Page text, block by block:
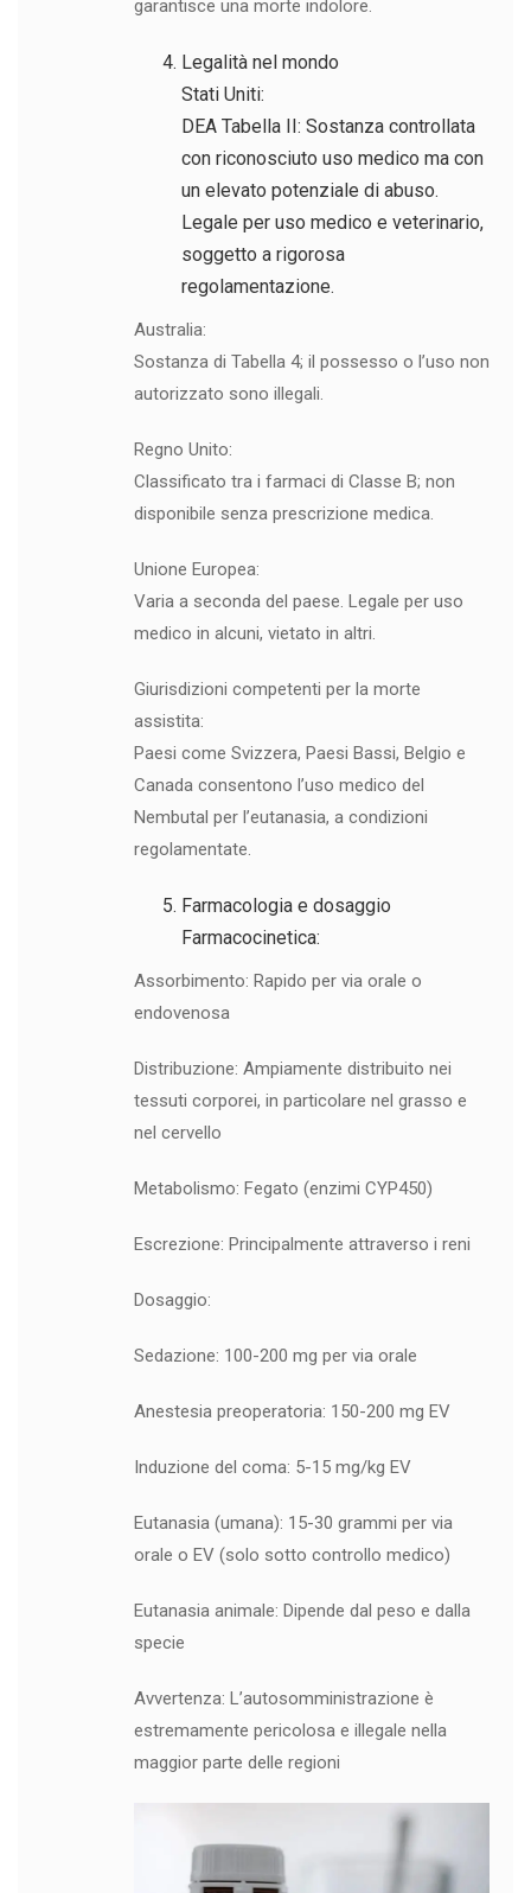
garantisce una morte indolore.
Legalità nel mondo
Stati Uniti:
DEA Tabella II: Sostanza controllata
con riconosciuto uso medico ma con
un elevato potenziale di abuso.
Legale per uso medico e veterinario,
soggetto a rigorosa
regolamentazione.
Australia:
Sostanza di Tabella 4; il possesso o l’uso non
autorizzato sono illegali.
Regno Unito:
Classificato tra i farmaci di Classe B; non
disponibile senza prescrizione medica.
Unione Europea:
Varia a seconda del paese. Legale per uso
medico in alcuni, vietato in altri.
Giurisdizioni competenti per la morte
assistita:
Paesi come Svizzera, Paesi Bassi, Belgio e
Canada consentono l’uso medico del
Nembutal per l’eutanasia, a condizioni
regolamentate.
Farmacologia e dosaggio
Farmacocinetica:
Assorbimento: Rapido per via orale o
endovenosa
Distribuzione: Ampiamente distribuito nei
tessuti corporei, in particolare nel grasso e
nel cervello
Metabolismo: Fegato (enzimi CYP450)
Escrezione: Principalmente attraverso i reni
Dosaggio:
Sedazione: 100-200 mg per via orale
Anestesia preoperatoria: 150-200 mg EV
Induzione del coma: 5-15 mg/kg EV
Eutanasia (umana): 15-30 grammi per via
orale o EV (solo sotto controllo medico)
Eutanasia animale: Dipende dal peso e dalla
specie
Avvertenza: L’autosomministrazione è
estremamente pericolosa e illegale nella
maggior parte delle regioni